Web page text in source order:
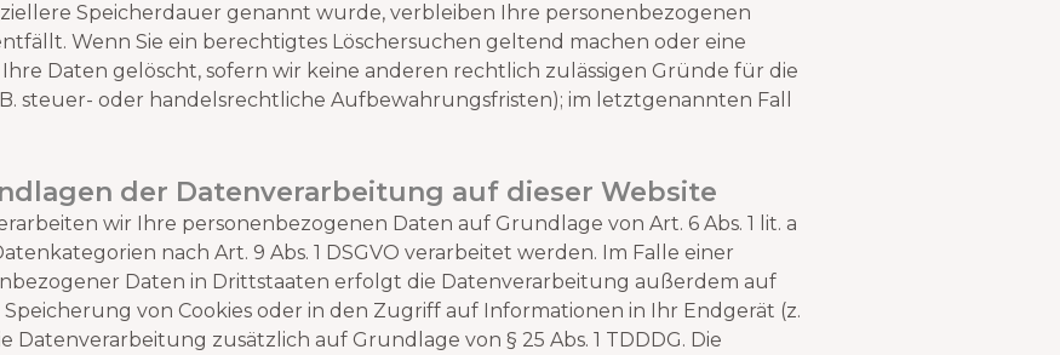
Speicherdauer genannt wurde, verbleiben Ihre personenbezogenen
Wenn Sie ein berechtigtes Löschersuchen geltend machen oder eine
Daten gelöscht, sofern wir keine anderen rechtlich zulässigen Gründe für die
steuer- oder handelsrechtliche Aufbewahrungsfristen); im letztgenannten Fall
der Datenverarbeitung auf dieser Website
wir Ihre personenbezogenen Daten auf Grundlage von Art. 6 Abs. 1 lit. a
nach Art. 9 Abs. 1 DSGVO verarbeitet werden. Im Falle einer
Daten in Drittstaaten erfolgt die Datenverarbeitung außerdem auf
Speicherung von Cookies oder in den Zugriff auf Informationen in Ihr Endgerät (z.
zusätzlich auf Grundlage von § 25 Abs. 1 TDDDG. Die